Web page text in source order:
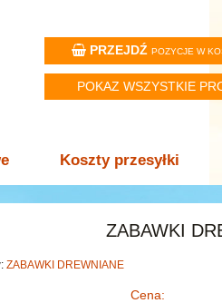
PRZEJDŹ POZYCJE W
POKAZ WSZYSTKIE
Koszty przesyłki
ZABAWKI
ZABAWKI DREWNIANE
Cena: